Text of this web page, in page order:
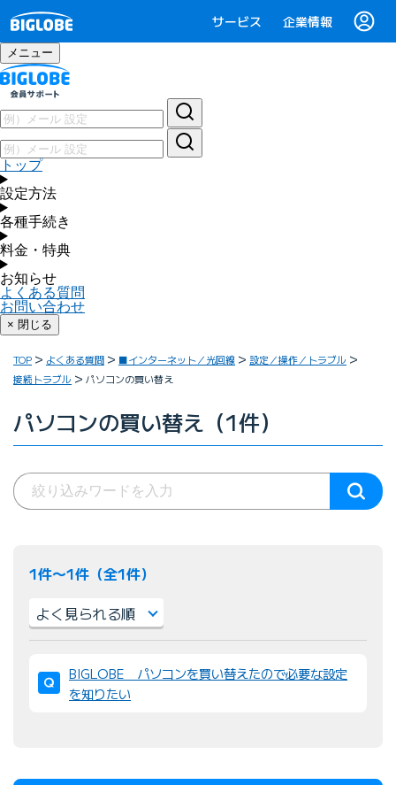
サービス 企業情報
メニュー
トップ
設定方法
各種手続き
料金・特典
お知らせ
よくある質問
お問い合わせ
× 閉じる
TOP よくある質問 ■インターネット／光回線
設定／操作／トラブル
接続トラブル
パソコンの買い替え
パソコンの買い替え（1件）
1件〜1件（全1件）
び
替
BIGLOBE パソコンを買い替えたので必要な設定
を知りたい